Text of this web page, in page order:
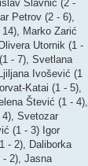
Slavnić (2 -
Petrov (2 - 6),
Marko Zarić
Utornik (1 -
- 7), Svetlana
Ivošević (1
Katai (1 - 5),
Štević (1 - 4),
Svetozar
(1 - 3) Igor
- 2), Daliborka
- 2), Jasna